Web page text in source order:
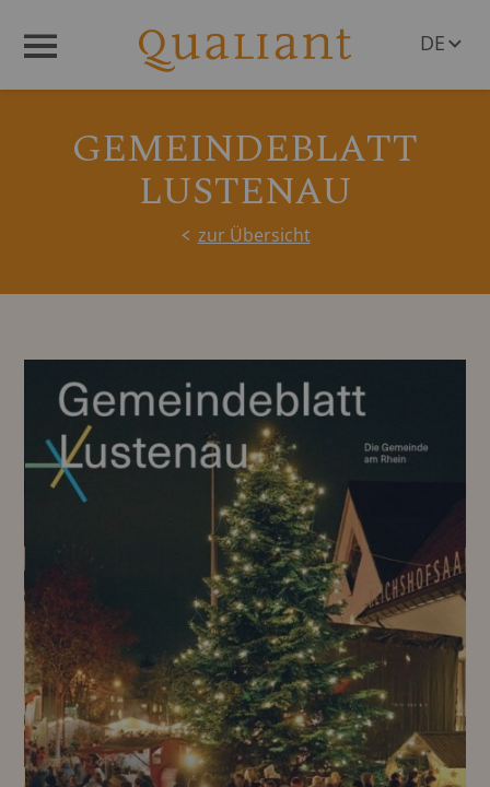
DE
GEMEINDEBLATT
LUSTENAU
zur Übersicht